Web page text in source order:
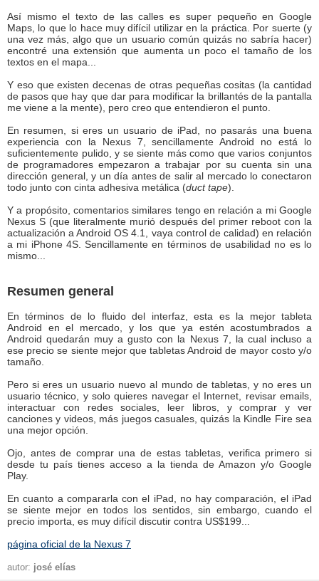
Así mismo el texto de las calles es super pequeño en Google
Maps, lo que lo hace muy difícil utilizar en la práctica. Por suerte (y
una vez más, algo que un usuario común quizás no sabría hacer)
encontré una extensión que aumenta un poco el tamaño de los
textos en el mapa...
Y eso que existen decenas de otras pequeñas cositas (la cantidad
de pasos que hay que dar para modificar la brillantés de la pantalla
me viene a la mente), pero creo que entendieron el punto.
En resumen, si eres un usuario de iPad, no pasarás una buena
experiencia con la Nexus 7, sencillamente Android no está lo
suficientemente pulido, y se siente más como que varios conjuntos
de programadores empezaron a trabajar por su cuenta sin una
dirección general, y un día antes de salir al mercado lo conectaron
todo junto con cinta adhesiva metálica (duct tape).
Y a propósito, comentarios similares tengo en relación a mi Google
Nexus S (que literalmente murió después del primer reboot con la
actualización a Android OS 4.1, vaya control de calidad) en relación
a mi iPhone 4S. Sencillamente en términos de usabilidad no es lo
mismo...
Resumen general
En términos de lo fluido del interfaz, esta es la mejor tableta
Android en el mercado, y los que ya estén acostumbrados a
Android quedarán muy a gusto con la Nexus 7, la cual incluso a
ese precio se siente mejor que tabletas Android de mayor costo y/o
tamaño.
Pero si eres un usuario nuevo al mundo de tabletas, y no eres un
usuario técnico, y solo quieres navegar el Internet, revisar emails,
interactuar con redes sociales, leer libros, y comprar y ver
canciones y videos, más juegos casuales, quizás la Kindle Fire sea
una mejor opción.
Ojo, antes de comprar una de estas tabletas, verifica primero si
desde tu país tienes acceso a la tienda de Amazon y/o Google
Play.
En cuanto a compararla con el iPad, no hay comparación, el iPad
se siente mejor en todos los sentidos, sin embargo, cuando el
precio importa, es muy difícil discutir contra US$199...
página oficial de la Nexus 7
autor: josé elías